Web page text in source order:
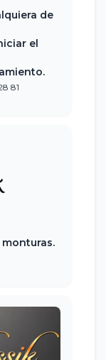
de
el
81